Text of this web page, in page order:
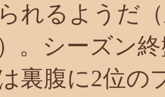
れるようだ
。シーズン
裏腹に2位の